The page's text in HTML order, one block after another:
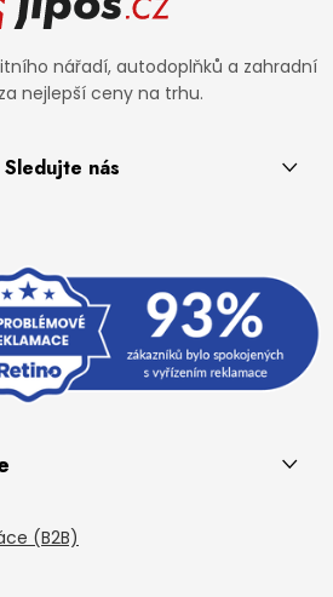
nářadí, autodoplňků a zahradní
nejlepší ceny na trhu.
Sledujte nás
(B2B)